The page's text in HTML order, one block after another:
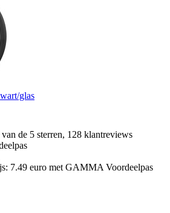
glas
de 5 sterren, 128 klantreviews
7.49 euro met GAMMA Voordeelpas